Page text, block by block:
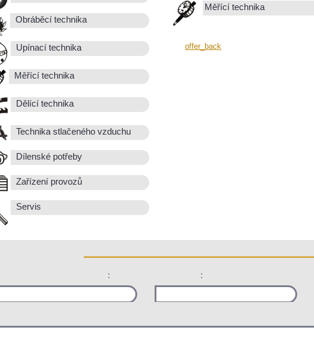
Obráběcí technika
Upínací technika
Měřící technika
Dělící technika
Technika stlačeného vzduchu
Dílenské potřeby
Zařízení provozů
Servis
Měřící technika
offer_back
: :